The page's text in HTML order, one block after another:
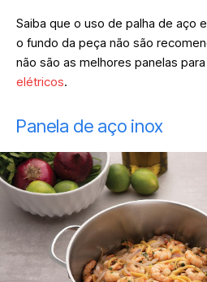
Saiba que o uso de palha de aço
o fundo da peça não são
não são as melhores panelas
elétricos.
Panela de aço inox